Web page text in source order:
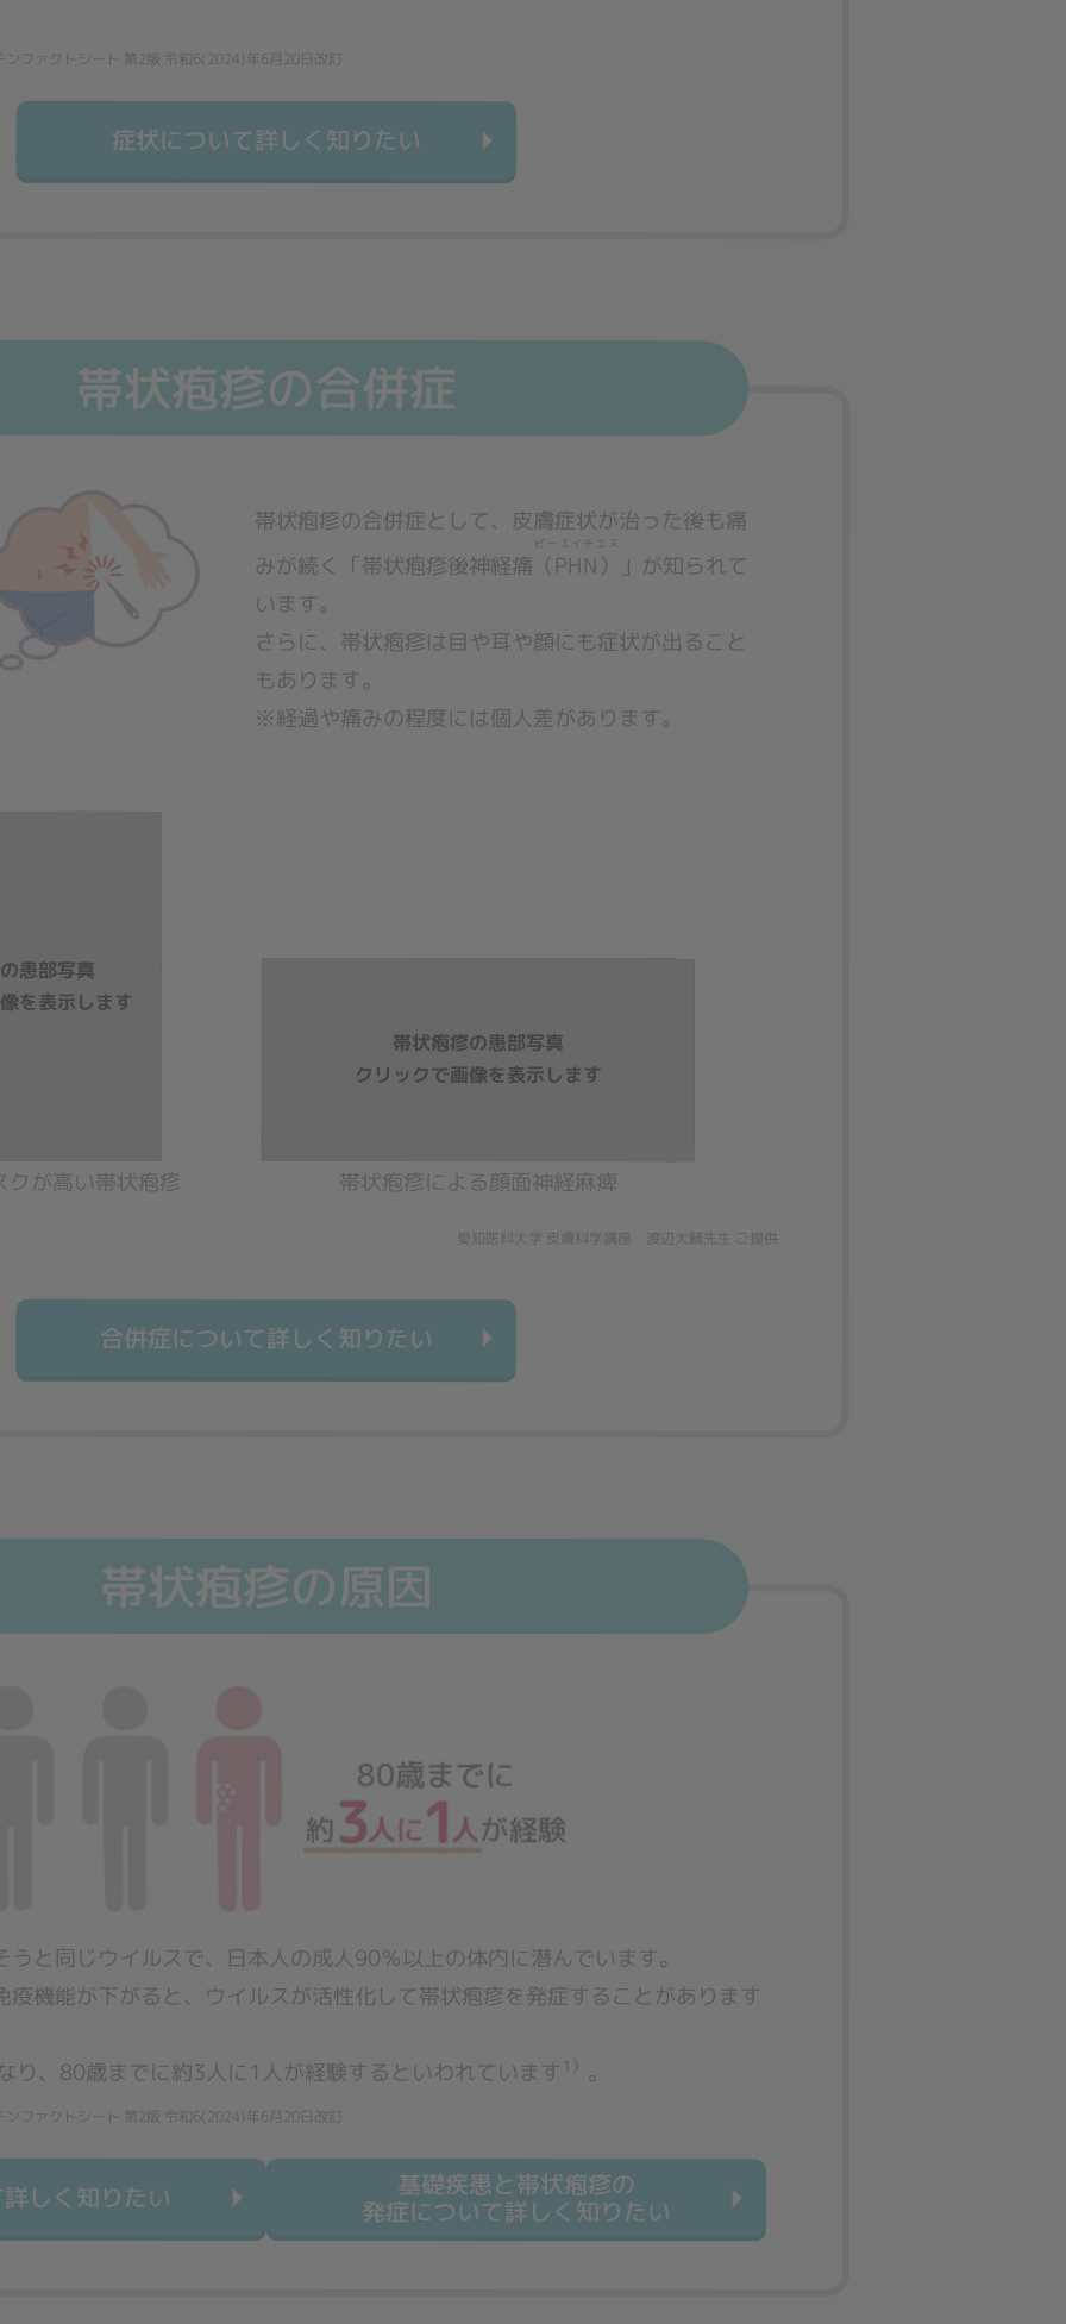
ファクトシート 第2版 令和6(2024)年6月20日改訂
症状について詳しく知りたい
帯状疱疹の合併症
帯状疱疹の合併症として、皮膚症状が治った後も痛
みが続く 「帯状疱疹後神経痛 （PHN）
ピーエイチエヌ
」 が知られて
います。
さらに、帯状疱疹は目や耳や顔にも症状が出ること
もあります。
※経過や痛みの程度には個人差があります。
が高い帯状疱疹 帯状疱疹による顔面神経麻痺
愛知医科大学 皮膚科学講座 渡辺大輔先生 ご提供
合併症について詳しく知りたい
帯状疱疹の原因
と同じウイルスで、日本人の成人90％以上の体内に潜んでいます。
機能が下がると、ウイルスが活性化して帯状疱疹を発症することがあります
り、80歳までに約3人に1人が経験するといわれています 1） 。
ファクトシート 第2版 令和6(2024)年6月20日改訂
しく知りたい 基礎疾患と帯状疱疹の
発症について詳しく知りたい